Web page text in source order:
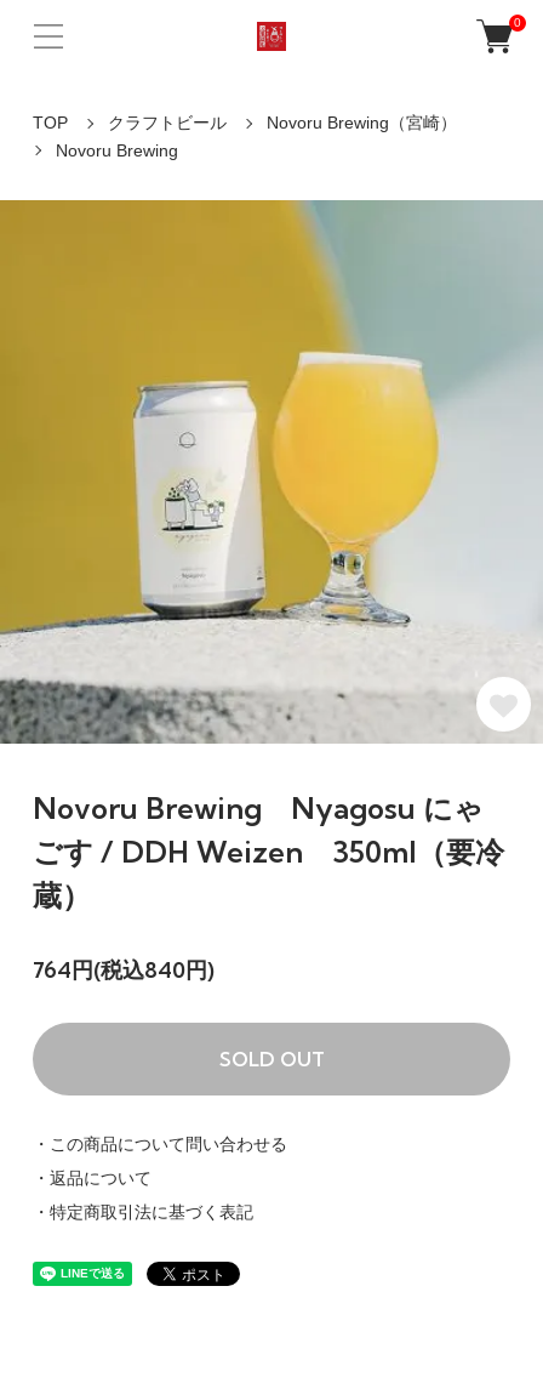
0
TOP クラフトビール
Novoru Brewing（宮崎）
Novoru Brewing
Novoru Brewing Nyagosu にゃ
ごす / DDH Weizen 350ml（要冷
蔵）
764円(税込840円)
SOLD OUT
・この商品について問い合わせる
・返品について
・特定商取引法に基づく表記